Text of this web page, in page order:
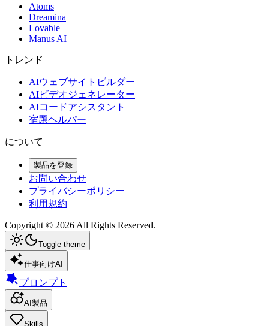
Atoms
Dreamina
Lovable
Manus AI
トレンド
AIウェブサイトビルダー
AIビデオジェネレーター
AIコードアシスタント
宿題ヘルパー
について
製品を登録
お問い合わせ
プライバシーポリシー
利用規約
Copyright © 2026 All Rights Reserved.
Toggle theme
仕事向けAI
プロンプト
AI製品
Skills